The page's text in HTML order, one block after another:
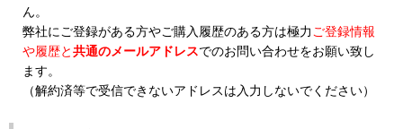
ん。
弊社にご登録がある方やご購入履歴のある方は極力 ご登録情報
や履歴と共通のメールアドレスでのお問い合わせをお願い致し
ます。
（解約済等で受信できないアドレスは入力しないでください）